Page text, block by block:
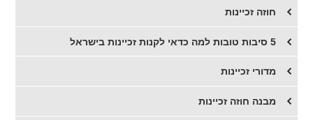
חוזה זכיינות
5 סיבות טובות למה כדאי לקנות זכיינות בישראל
מדורי זכיינות
מבנה חוזה זכיינות